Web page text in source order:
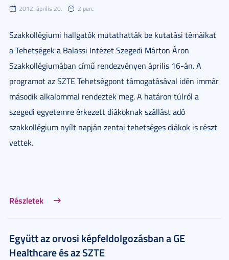
2012. április 20. 2 perc
Szakkollégiumi hallgatók mutathatták be kutatási témáikat
a Tehetségek a Balassi Intézet Szegedi Márton Áron
Szakkollégiumában című rendezvényen április 16-án. A
programot az SZTE Tehetségpont támogatásával idén immár
második alkalommal rendeztek meg. A határon túlról a
szegedi egyetemre érkezett diákoknak szállást adó
szakkollégium nyílt napján zentai tehetséges diákok is részt
vettek.
Részletek
Együtt az orvosi képfeldolgozásban a GE
Healthcare és az SZTE